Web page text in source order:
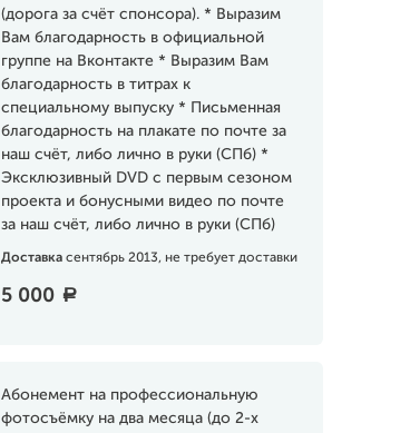
(дорога за счёт спонсора). * Выразим
Вам благодарность в официальной
группе на Вконтакте * Выразим Вам
благодарность в титрах к
специальному выпуску * Письменная
благодарность на плакате по почте за
наш счёт, либо лично в руки (СПб) *
Эксклюзивный DVD с первым сезоном
проекта и бонусными видео по почте
за наш счёт, либо лично в руки (СПб)
Доставка сентябрь 2013, не требует доставки
5 000 a
Абонемент на профессиональную
фотосъёмку на два месяца (до 2-х